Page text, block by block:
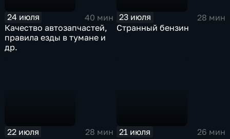
24 июля
40 мин
Качество автозапчастей,
правила езды в тумане и
др.
23 июля
28 мин
Странный бензин
22 июля
28 мин
21 июля
26 мин